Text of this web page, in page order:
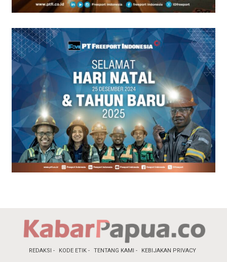
REDAKSI KODE ETIK TENTANG KAMI KEBIJAKAN PRIVACY